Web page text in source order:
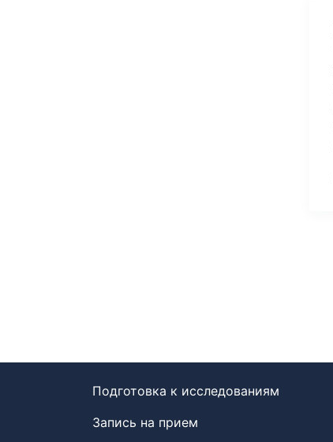
Подготовка к исследованиям
Запись на прием